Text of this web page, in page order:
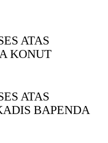
ATAS
KONUT
ATAS
BAPENDA